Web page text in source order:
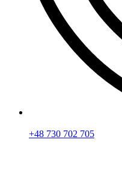
+48 730 702 705